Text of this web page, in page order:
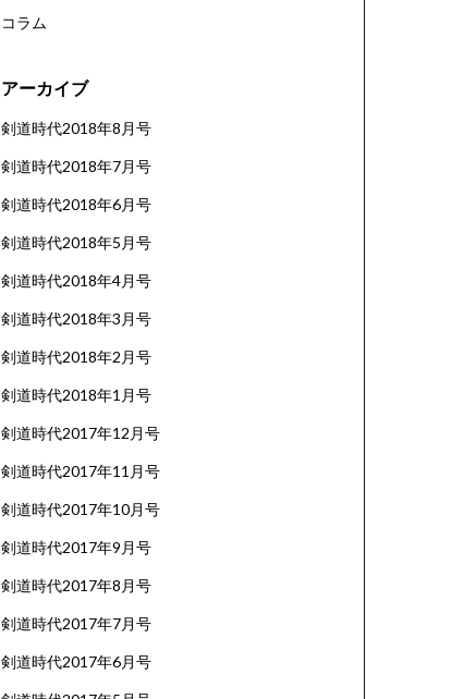
コラム
アーカイブ
剣道時代2018年8月号
剣道時代2018年7月号
剣道時代2018年6月号
剣道時代2018年5月号
剣道時代2018年4月号
剣道時代2018年3月号
剣道時代2018年2月号
剣道時代2018年1月号
剣道時代2017年12月号
剣道時代2017年11月号
剣道時代2017年10月号
剣道時代2017年9月号
剣道時代2017年8月号
剣道時代2017年7月号
剣道時代2017年6月号